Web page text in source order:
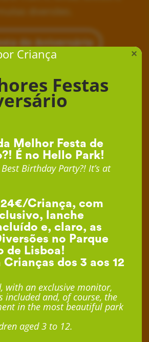
de Aniversário
Criança
Festas
Melhor Festa de
É no Hello Park!
Birthday Party?! It’s at
Criança, com
lanche
e, claro, as
no Parque
de Lisboa!
Crianças dos 3 aos 12
with an exclusive monitor,
included and, of course, the
in the most beautiful park
aged 3 to 12.
×